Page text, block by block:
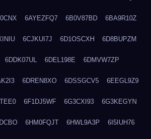
6AYEZFQ7 6B0V87BD 6BA9R10Z
6CJKUI7J 6D1OSCXH 6D8BUPZM
6DDK07UL 6DEL198E 6DMVW7ZP
6DREN8XO 6DSSGCV5 6EEGL9Z9
6F1DJ5WF 6G3CXI93 6G3KEGYN
6HM0FQJT 6HWL9A3P 6I5IUH76